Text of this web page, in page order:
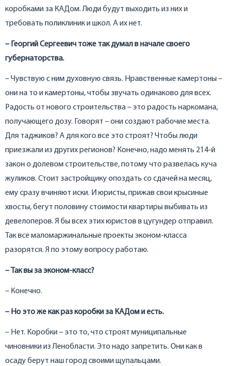
коробками за КАДом. Люди будут выходить из них и
требовать поликлиник и школ. А их нет.
– Георгий Сергеевич тоже так думал в начале своего
губернаторства.
– Чувствую с ним духовную связь. Нравственные камертоны –
они на то и камертоны, чтобы звучать одинаково для всех.
Радость от нового строительства – это радость наркомана,
получающего дозу. Говорят – они создают рабочие места.
Для таджиков? А для кого все это строят? Чтобы люди
приезжали из других регионов? Конечно, надо менять 214-й
закон о долевом строительстве, потому что развелась куча
жуликов. Стоит застройщику опоздать со сдачей на месяц,
ему сразу вчиняют иски. И юристы, прижав свои крысиные
хвосты, бегут половину стоимости квартиры выбивать из
девелоперов. Я бы всех этих юристов в цугундер отправил.
Так все маломаржинальные проекты эконом-класса
разорятся. Я по этому вопросу работаю.
– Так вы за эконом-класс?
– Конечно.
– Но это же как раз коробки за КАДом и есть.
– Нет. Коробки – это то, что строят муниципальные
чиновники из Ленобласти. Это надо запретить. Они как в
осаду берут наш город своими щупальцами.